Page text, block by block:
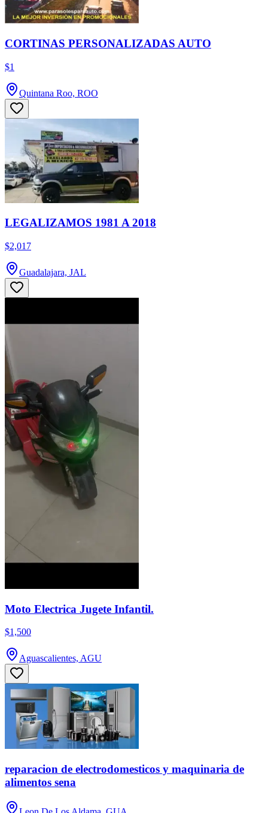
CORTINAS PERSONALIZADAS AUTO
$1
Quintana Roo, ROO
LEGALIZAMOS 1981 A 2018
$2,017
Guadalajara, JAL
Moto Electrica Jugete Infantil.
$1,500
Aguascalientes, AGU
reparacion de electrodomesticos y maquinaria de
alimentos sena